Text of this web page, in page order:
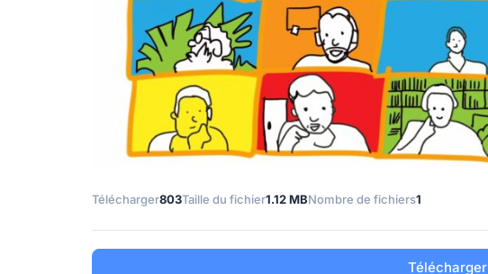
Télécharger803Taille du fichier1.12 MBNombre de fichiers1
Télécharger